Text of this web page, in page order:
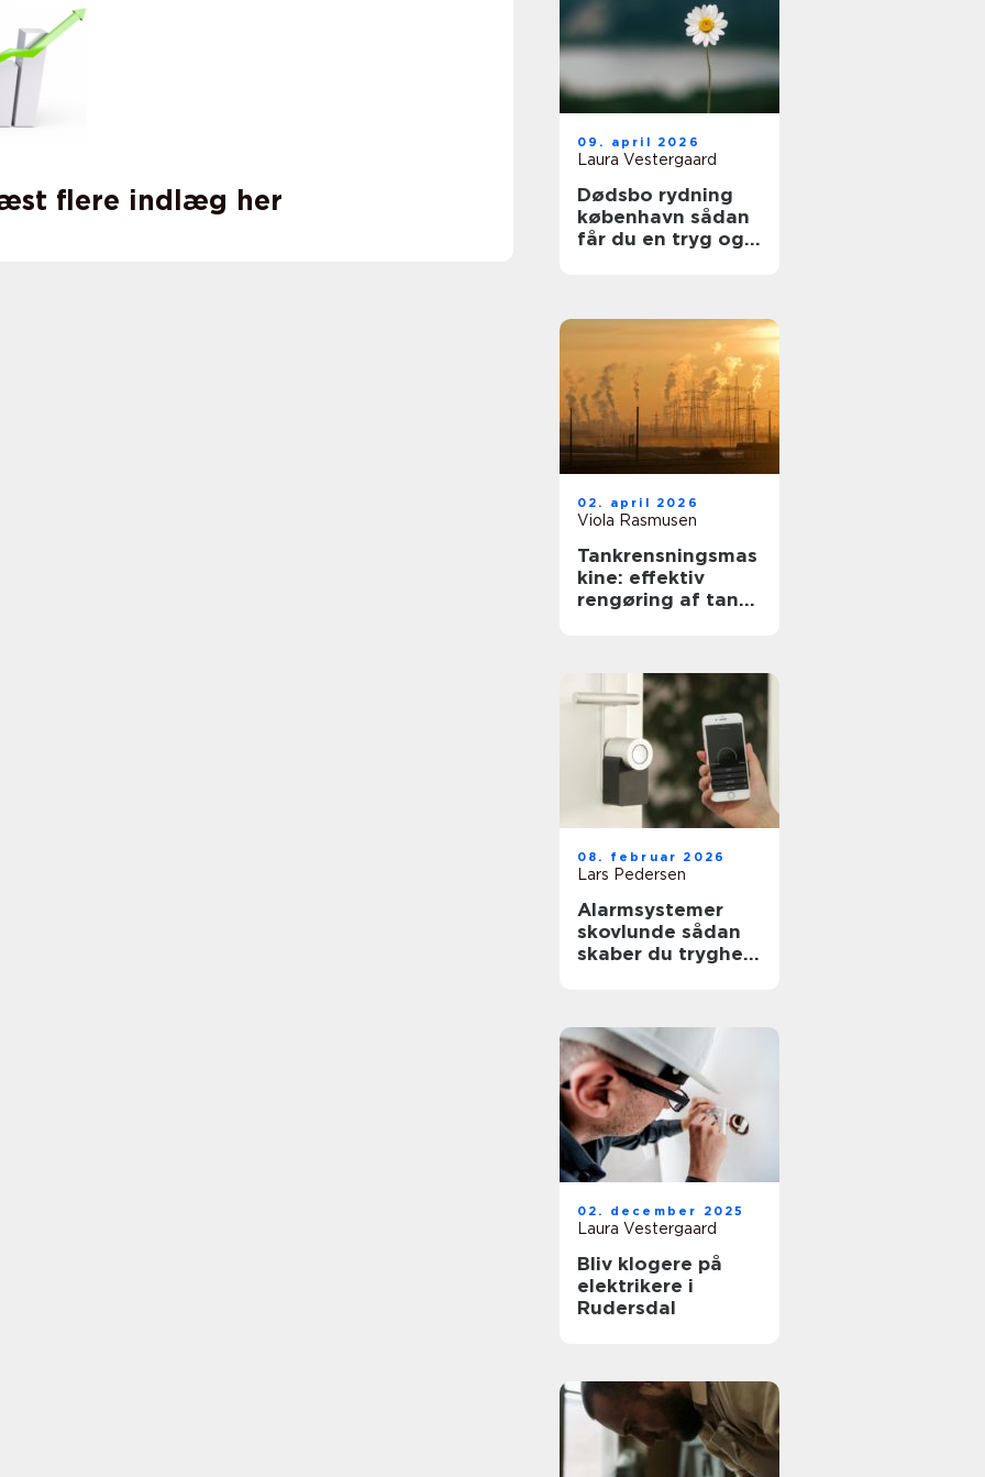
flere indlæg her
09. april 2026
Laura Vestergaard
Dødsbo rydning
københavn sådan
får du en tryg og
02. april 2026
Viola Rasmusen
Tankrensningsmas
kine: effektiv
rengøring af tanke
08. februar 2026
Lars Pedersen
Alarmsystemer
skovlunde sådan
skaber du tryghed
02. december 2025
Laura Vestergaard
Bliv klogere på
elektrikere i
Rudersdal